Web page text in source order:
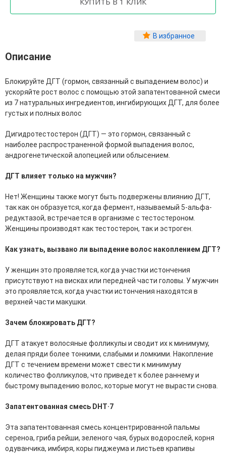
Фитопластика волос
Ампулы для лица
Защита от солнца для лица
Карбокситерапия
Кремы для лица
Лосьоны, тоники и мисты для лица
Масла для лица
Мицеллярная вода
Молочко и сливки для лица
Пенки и муссы для лица
Скрабы, пилинги и гоммажи для лица
Спреи для лица
Средства для умывания
Сыворотки, эликсиры, эмульсии, концентраты и
эссенции для лица
Флюиды для лица
Для Тела
Автозагар для тела
Антицеллюлитные средства
Гели для душа
Дезодоранты для тела
Защита от солнца для тела
Кремы для тела
Лосьоны, сыворотки и эликсиры для тела
Молочко для тела
Наборы по уходу за телом
Пены для ванны
Скрабы и пилинги для тела
В избранное
Описание
Блокируйте ДГТ (гормон, связанный с выпадением волос) и
ускоряйте рост волос с помощью этой запатентованной смеси
из 7 натуральных ингредиентов, ингибирующих ДГТ, для более
густых и полных волос
Дигидротестостерон (ДГТ) — это гормон, связанный с
наиболее распространенной формой выпадения волос,
андрогенетической алопецией или облысением.
ДГТ влияет только на мужчин?
Нет! Женщины также могут быть подвержены влиянию ДГТ,
так как он образуется, когда фермент, называемый 5-альфа-
редуктазой, встречается в организме с тестостероном.
Женщины производят как тестостерон, так и эстроген.
Как узнать, вызвано ли выпадение волос накоплением ДГТ?
У женщин это проявляется, когда участки истончения
присутствуют на висках или передней части головы. У мужчин
это проявляется, когда участки истончения находятся в
верхней части макушки.
Зачем блокировать ДГТ?
ДГТ атакует волосяные фолликулы и сводит их к минимуму,
делая пряди более тонкими, слабыми и ломкими. Накопление
ДГТ с течением времени может свести к минимуму
количество фолликулов, что приведет к более раннему и
быстрому выпадению волос, которые могут не вырасти снова.
Запатентованная смесь DHT·7
Эта запатентованная смесь концентрированной пальмы
сереноа, гриба рейши, зеленого чая, бурых водорослей, корня
одуванчика, имбиря, коры пиджеума и листьев крапивы